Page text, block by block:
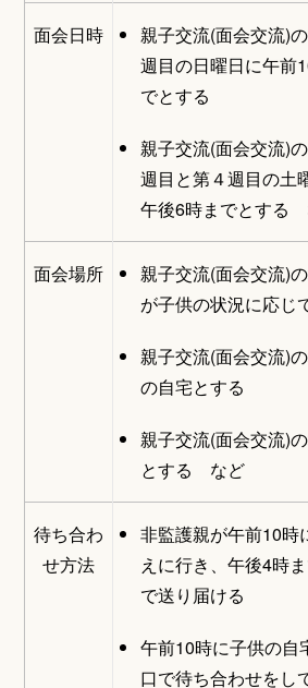
面会日時
親子交流(面会交流)
週目の日曜日に午前
でとする
親子交流(面会交流)
週目と第４週目の土
午後6時までとする
面会場所
親子交流(面会交流)
が子供の状況に応じ
親子交流(面会交流)
の自宅とする
親子交流(面会交流)
とする など
待ち合わ
せ方法
非監護親が午前10時
えに行き、午後4時
で送り届ける
午前10時に子供の自
口で待ち合わせをし